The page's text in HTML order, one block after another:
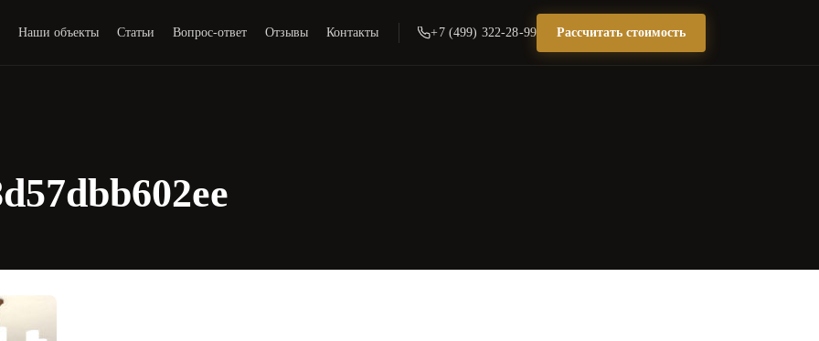
Наши объекты Статьи Вопрос-ответ Отзывы Контакты +7 (499) 322-28-99 Рассчитать стоимость